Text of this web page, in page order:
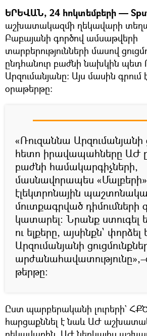
ԵՐԵՎԱՆ, 24 հոկտեմբերի —
աշխատակազմի ղեկավարի
Բաբայանի գործով ամսաթվերի
տարբերությունների մասով
ընդհանուր բաժնի նախկին պետ
Արզումանյանը։ Այս մասին գրում
օրաթերթը։
«Ռուզաննա Արզումանյանի
հետո իրավապահները ԱԺ
բաժնի համակարգիչների,
մասնավորապես «Մալբերի»
էլեկտրոնային
մուտքագրված դիմումների
կատարել։ Նրանք ստուգել
ու ելքերը, այսինքն` փորձել
Արզումանյանի
թերթը։
Ըստ պարբերականի լուրերի`
հարցաքննել է նաև ԱԺ